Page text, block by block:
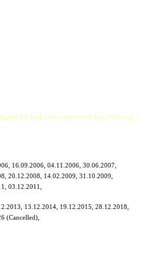
der Links übernehmen wir keine Haftung +
16.09.2006, 04.11.2006, 30.06.2007,
20.12.2008, 14.02.2009, 31.10.2009,
03.12.2011,
13.12.2014, 19.12.2015, 28.12.2018,
(Cancelled),